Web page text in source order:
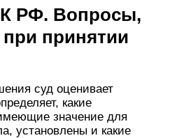
РФ. Вопросы,
принятии
суд оценивает
какие
значение для
установлены и какие